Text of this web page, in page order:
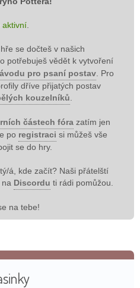
aktivní.
se dočteš v našich
potřebuješ vědět k vytvoření
pro psaní postav. Pro
dříve přijatých postav
kouzelníků.
částech fórazatím jen
po registraci si můžeš vše
se do hry.
á, kde začít? Naši přátelští
na Discordu ti rádi pomůžou.
na tebe!